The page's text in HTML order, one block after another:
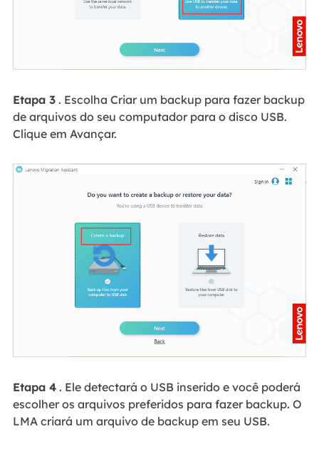
Etapa 3. Escolha Criar um backup para fazer backup
de arquivos do seu computador para o disco USB.
Clique em Avançar.
Etapa 4. Ele detectará o USB inserido e você poderá
escolher os arquivos preferidos para fazer backup. O
LMA criará um arquivo de backup em seu USB.